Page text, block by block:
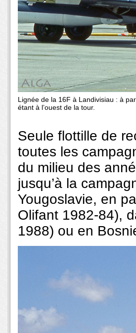
Lignée de la 16F à Landivisiau : à
étant à l’ouest de la tour.
Seule flottille de
toutes les
du milieu des
jusqu’à la
Yougoslavie, en
Olifant 1982-84),
1988) ou en